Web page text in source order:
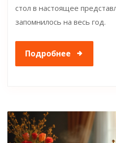
стол в настоящее
запомнилось на весь год.
Подробнее